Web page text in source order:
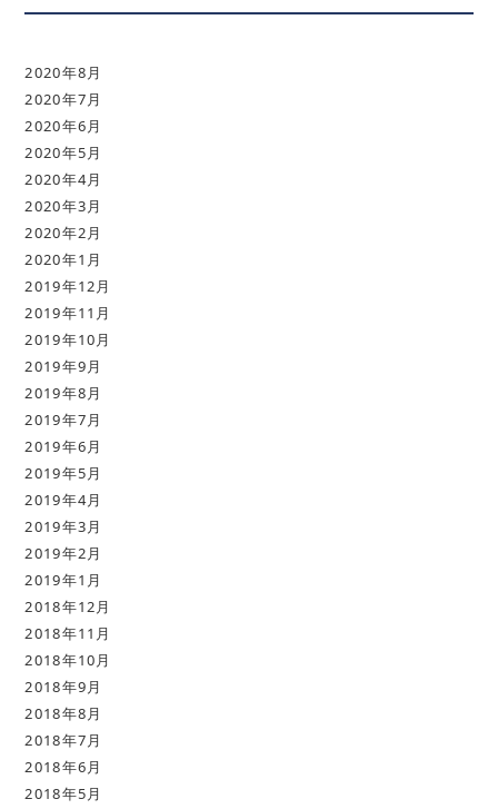
2020年8月
2020年7月
2020年6月
2020年5月
2020年4月
2020年3月
2020年2月
2020年1月
2019年12月
2019年11月
2019年10月
2019年9月
2019年8月
2019年7月
2019年6月
2019年5月
2019年4月
2019年3月
2019年2月
2019年1月
2018年12月
2018年11月
2018年10月
2018年9月
2018年8月
2018年7月
2018年6月
2018年5月